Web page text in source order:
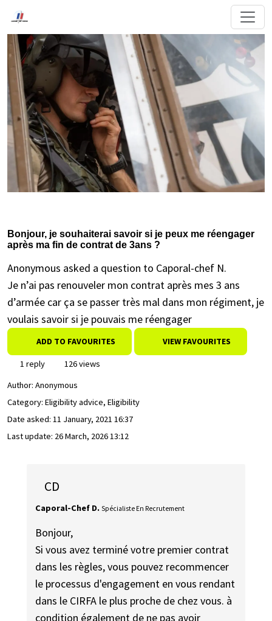
Bonjour, je souhaiterai savoir si je peux me réengager
après ma fin de contrat de 3ans ?
Anonymous asked a question to Caporal-chef N.
Je n’ai pas renouveler mon contrat après mes 3 ans
d’armée car ça se passer très mal dans mon régiment, je
voulais savoir si je pouvais me réengager
ADD TO FAVOURITES VIEW FAVOURITES
1 reply
126 views
Author: Anonymous
Category: Eligibility advice, Eligibility
Date asked: 11 January, 2021 16:37
Last update: 26 March, 2026 13:12
CD
Caporal-Chef D. Spécialiste En Recrutement
Bonjour,
Si vous avez terminé votre premier contrat
dans les règles, vous pouvez recommencer
le processus d'engagement en vous rendant
dans le CIRFA le plus proche de chez vous. à
condition également de ne pas avoir